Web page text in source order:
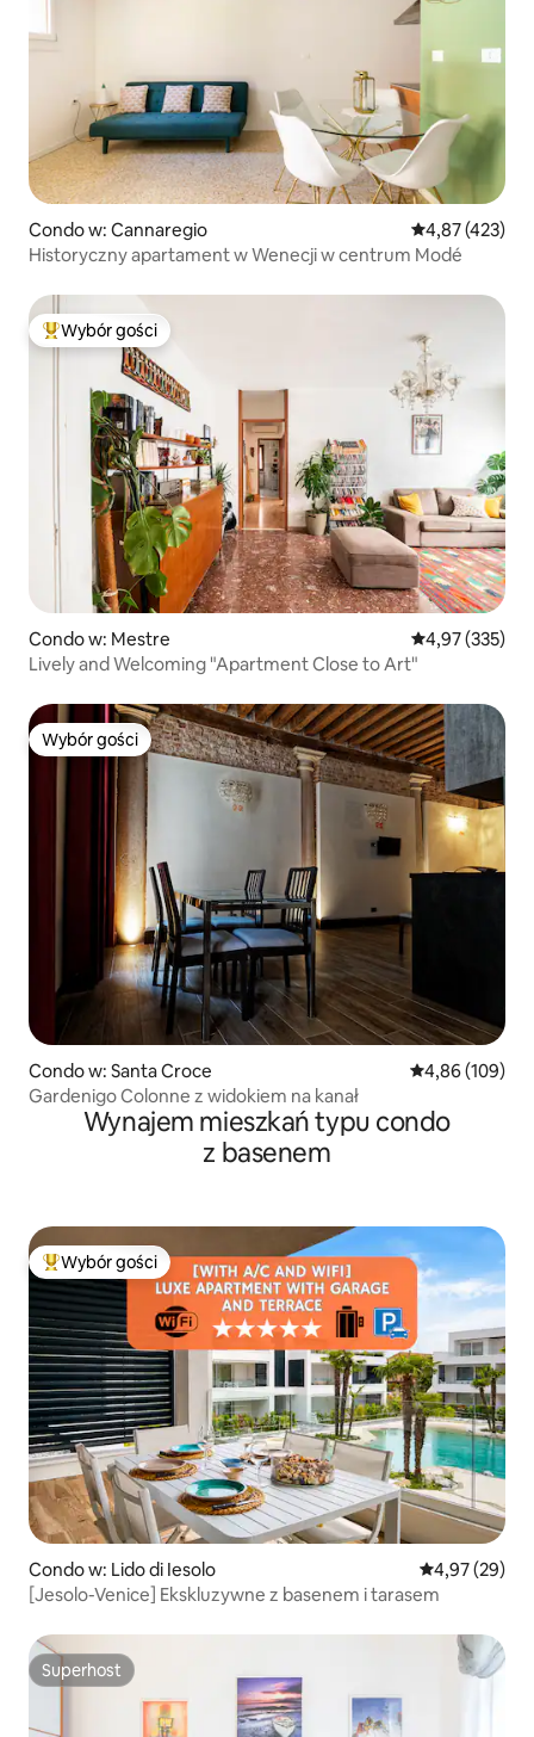
Condo w: Cannaregio Średnia
4,87 (423)
Historyczny apartament w Wenecji w centrum Modé
Najpopularniejsze z kategorii Wybór gości
Wybór gości
Condo w: Mestre Średnia
4,97 (335)
Lively and Welcoming "Apartment Close to Art"
Wybór gości
Wybór gości
Condo w: Santa Croce Średnia
4,86 (109)
Gardenigo Colonne z widokiem na kanał
Wynajem mieszkań typu condo
z basenem
Najpopularniejsze z kategorii Wybór gości
Wybór gości
Condo w: Lido di Iesolo Średnia
4,97 (29)
[Jesolo-Venice] Ekskluzywne z basenem i tarasem
Superhost
Superhost